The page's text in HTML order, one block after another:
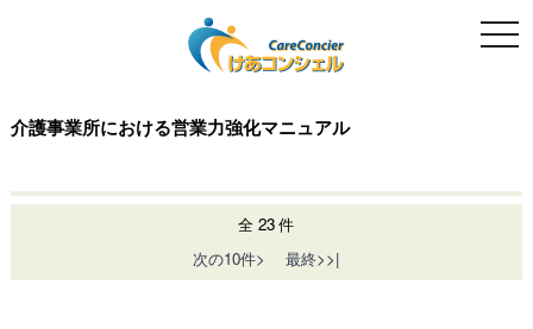
介護事業所における営業力強化マニュアル
全 23 件
次の10件>
最終>>|